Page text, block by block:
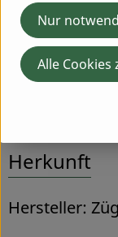
Nährwert-
Herkunft
Hersteller:
Nur
Alle Cookies